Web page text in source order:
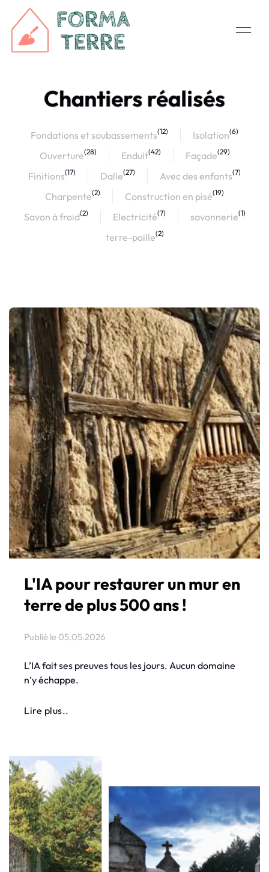
Chantiers réalisés
Fondations et soubassements(12) Isolation(6)
Ouverture(28) Enduit(42) Façade(29)
Finitions(17) Dalle(27) Avec des enfants(7)
Charpente(2) Construction en pisé(19)
Savon à froid(2) Electricité(7) savonnerie(1)
terre-paille(2)
L'IA pour restaurer un mur en
terre de plus 500 ans !
Publié le 05.05.2026
L’IA fait ses preuves tous les jours. Aucun domaine
n’y échappe.
Lire plus..